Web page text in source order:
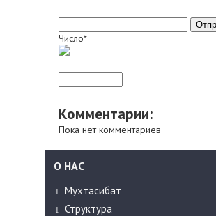
Число*
Комментарии:
Пока нет комментариев
О НАС
Мухтасибат
Структура